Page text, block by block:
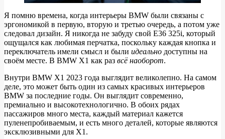
Я помню времена, когда интерьеры BMW были связаны с
эргономикой в ​​первую, вторую и третью очередь, а потом уже
следовал дизайн. Я никогда не забуду свой E36 325i, который
ощущался как любимая перчатка, поскольку каждая кнопка и
переключатель имели смысл и были идеально доступны на
своём месте. В BMW X1 как раз всё наоборот.
Внутри BMW X1 2023 года выглядит великолепно. На самом
деле, это может быть один из самых красивых интерьеров
BMW за последние годы. Он выглядит современно,
премиально и высокотехнологично. В обоих рядах
пассажиров много места, каждый материал кажется
пуленепробиваемым, и есть много деталей, которые являются
эксклюзивными для X1.